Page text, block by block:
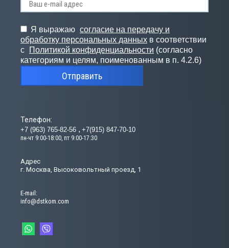
Телефон:
+7 (963) 765-82-56 +7(915) 847-70-10
пн-чт 9:00-18:00, пт 9:00-17:30
Адрес
г. Москва, Высоковольтный проезд, 1
Е-mail:
info@dstkom.com
Я выражаю согласие на передачу и
обработку персональных данных в соответствии
с
Политикой конфиденциальности (согласно
категориям и целям, поименованным в п. 4.2.6)
Отправить